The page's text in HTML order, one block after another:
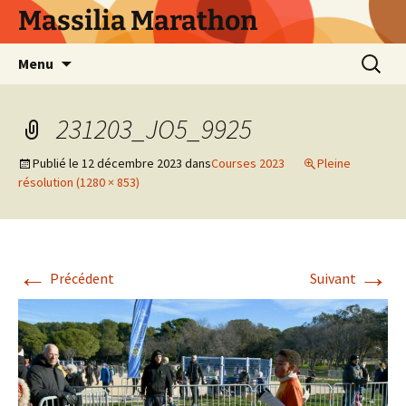
AllerMassilia Marathon
Menu
231203_JO5_9925
Publié le 12 décembre 2023 dansCourses 2023
Pleine
résolution (1280 × 853)
← Précédent Suivant →